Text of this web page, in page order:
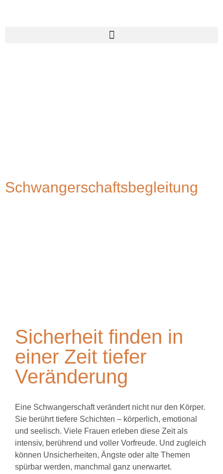
Schwangerschaftsbegleitung
Sicherheit finden in
einer Zeit tiefer
Veränderung
Eine Schwangerschaft verändert nicht nur den Körper.
Sie berührt tiefere Schichten – körperlich, emotional
und seelisch. Viele Frauen erleben diese Zeit als
intensiv, berührend und voller Vorfreude. Und zugleich
können Unsicherheiten, Ängste oder alte Themen
spürbar werden, manchmal ganz unerwartet.